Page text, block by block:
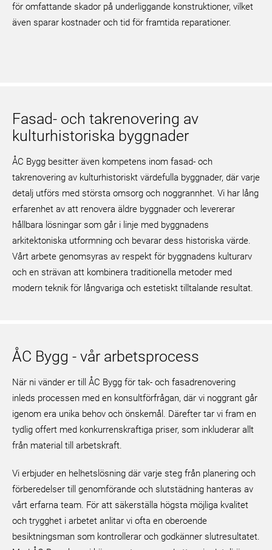
för omfattande skador på underliggande konstruktioner, vilket
även sparar kostnader och tid för framtida reparationer.
Fasad- och takrenovering av
kulturhistoriska byggnader
ÅC Bygg besitter även kompetens inom fasad- och
takrenovering av kulturhistoriskt värdefulla byggnader, där varje
detalj utförs med största omsorg och noggrannhet. Vi har lång
erfarenhet av att renovera äldre byggnader och levererar
hållbara lösningar som går i linje med byggnadens
arkitektoniska utformning och bevarar dess historiska värde.
Vårt arbete genomsyras av respekt för byggnadens kulturarv
och en strävan att kombinera traditionella metoder med
modern teknik för långvariga och estetiskt tilltalande resultat.
ÅC Bygg - vår arbetsprocess
När ni vänder er till ÅC Bygg för tak- och fasadrenovering
inleds processen med en konsultförfrågan, där vi noggrant går
igenom era unika behov och önskemål. Därefter tar vi fram en
tydlig offert med konkurrenskraftiga priser, som inkluderar allt
från material till arbetskraft.
Vi erbjuder en helhetslösning där varje steg från planering och
förberedelser till genomförande och slutstädning hanteras av
vårt erfarna team. För att säkerställa högsta möjliga kvalitet
och trygghet i arbetet anlitar vi ofta en oberoende
besiktningsman som kontrollerar och godkänner slutresultatet.